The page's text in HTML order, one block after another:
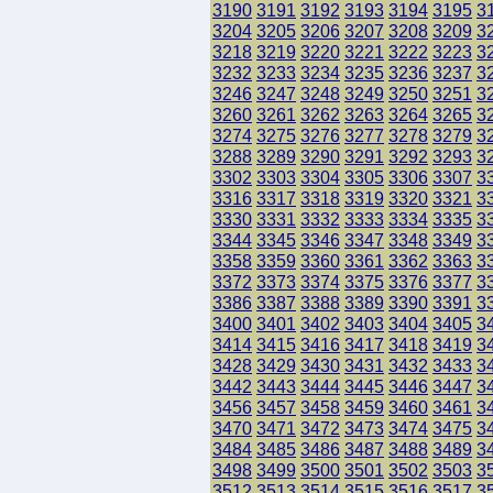
3190 3191 3192 3193 3194 3195
3204 3205 3206 3207 3208 3209
3218 3219 3220 3221 3222 3223
3232 3233 3234 3235 3236 3237
3246 3247 3248 3249 3250 3251
3260 3261 3262 3263 3264 3265
3274 3275 3276 3277 3278 3279
3288 3289 3290 3291 3292 3293
3302 3303 3304 3305 3306 3307
3316 3317 3318 3319 3320 3321
3330 3331 3332 3333 3334 3335
3344 3345 3346 3347 3348 3349
3358 3359 3360 3361 3362 3363
3372 3373 3374 3375 3376 3377
3386 3387 3388 3389 3390 3391
3400 3401 3402 3403 3404 3405
3414 3415 3416 3417 3418 3419
3428 3429 3430 3431 3432 3433
3442 3443 3444 3445 3446 3447
3456 3457 3458 3459 3460 3461
3470 3471 3472 3473 3474 3475
3484 3485 3486 3487 3488 3489
3498 3499 3500 3501 3502 3503